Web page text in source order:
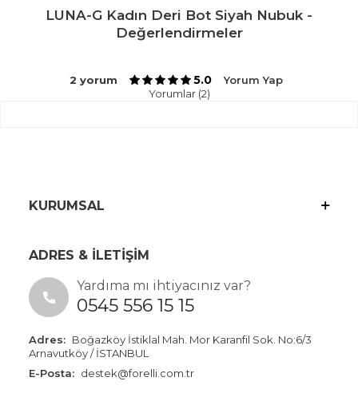
LUNA-G Kadın Deri Bot Siyah Nubuk -
Değerlendirmeler
2 yorum 5.0
Yorum Yap
Yorumlar (2)
KURUMSAL
ADRES & İLETİŞİM
Yardıma mı ihtiyacınız var?
0545 556 15 15
Adres: Boğazköy İstiklal Mah. Mor Karanfil Sok. No:6/3
Arnavutköy / İSTANBUL
E-Posta: destek@forelli.com.tr